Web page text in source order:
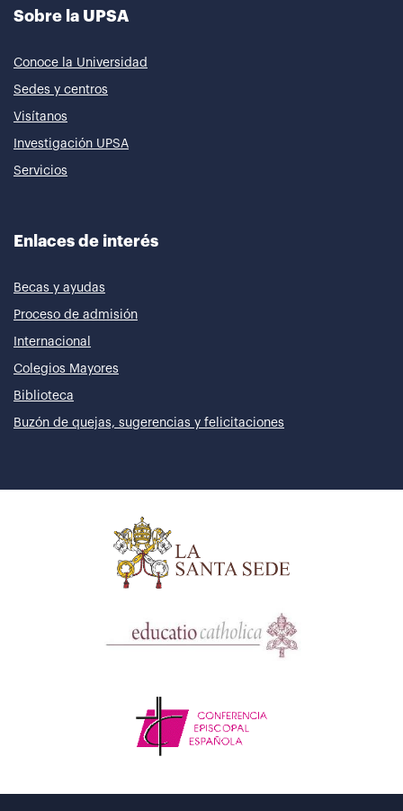
Sobre la UPSA
Conoce la Universidad
Sedes y centros
Visítanos
Investigación UPSA
Servicios
Enlaces de interés
Becas y ayudas
Proceso de admisión
Internacional
Colegios Mayores
Biblioteca
Buzón de quejas, sugerencias y felicitaciones